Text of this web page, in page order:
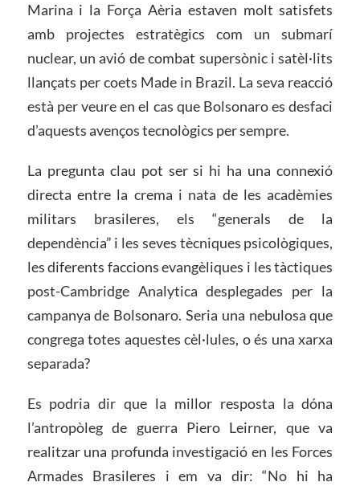
Marina i la Força Aèria estaven molt satisfets
amb projectes estratègics com un submarí
nuclear, un avió de combat supersònic i satèl·lits
llançats per coets Made in Brazil. La seva reacció
està per veure en el cas que Bolsonaro es desfaci
d’aquests avenços tecnològics per sempre.
La pregunta clau pot ser si hi ha una connexió
directa entre la crema i nata de les acadèmies
militars brasileres, els “generals de la
dependència” i les seves tècniques psicològiques,
les diferents faccions evangèliques i les tàctiques
post-Cambridge Analytica desplegades per la
campanya de Bolsonaro. Seria una nebulosa que
congrega totes aquestes cèl·lules, o és una xarxa
separada?
Es podria dir que la millor resposta la dóna
l’antropòleg de guerra Piero Leirner, que va
realitzar una profunda investigació en les Forces
Armades Brasileres i em va dir: “No hi ha